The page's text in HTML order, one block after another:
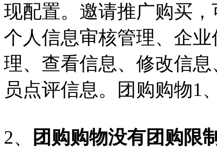
现配置。邀请推广购买
个人信息审核管理、企
理、查看信息、修改信
员点评信息。团购购物1
2、
团购购物没有团购限